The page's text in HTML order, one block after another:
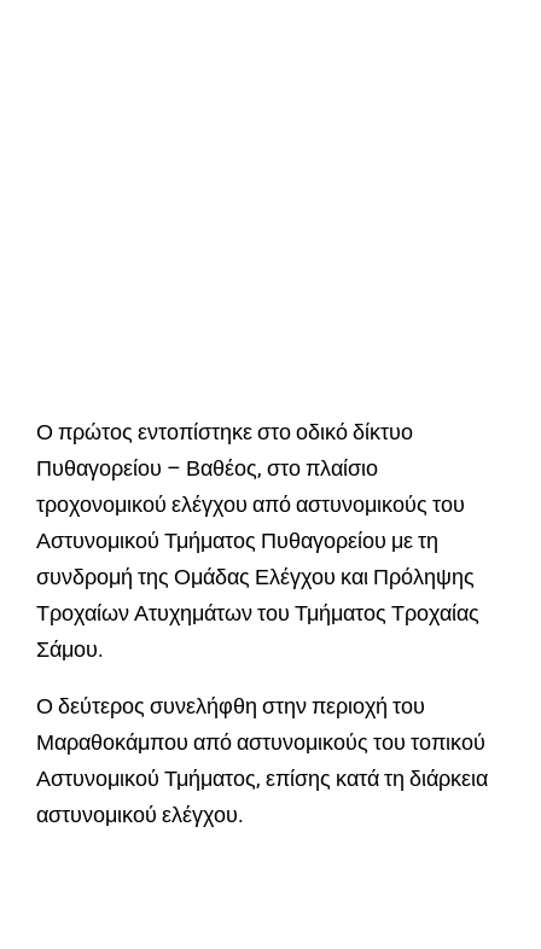
Ο πρώτος εντοπίστηκε στο οδικό δίκτυο
Πυθαγορείου – Βαθέος, στο πλαίσιο
τροχονομικού ελέγχου από αστυνομικούς του
Αστυνομικού Τμήματος Πυθαγορείου με τη
συνδρομή της Ομάδας Ελέγχου και Πρόληψης
Τροχαίων Ατυχημάτων του Τμήματος Τροχαίας
Σάμου.
Ο δεύτερος συνελήφθη στην περιοχή του
Μαραθοκάμπου από αστυνομικούς του τοπικού
Αστυνομικού Τμήματος, επίσης κατά τη διάρκεια
αστυνομικού ελέγχου.